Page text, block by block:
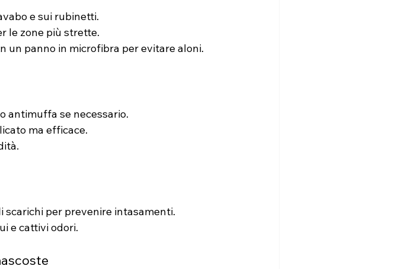
e sui rubinetti.
le zone più strette.
un panno in microfibra per evitare aloni.
antimuffa se necessario.
ma efficace.
per prevenire intasamenti.
e cattivi odori.